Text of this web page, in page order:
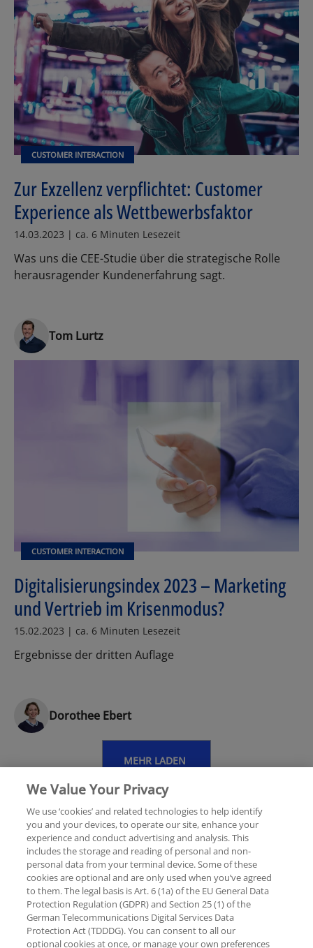
CUSTOMER INTERACTION
Zur Exzellenz verpflichtet: Customer
Experience als Wettbewerbsfaktor
14.03.2023 | ca. 6 Minuten Lesezeit
Was uns die CEE-Studie über die strategische Rolle
herausragender Kundenerfahrung sagt.
Tom Lurtz
CUSTOMER INTERACTION
Digitalisierungsindex 2023 – Marketing
und Vertrieb im Krisenmodus?
15.02.2023 | ca. 6 Minuten Lesezeit
Ergebnisse der dritten Auflage
Dorothee Ebert
MEHR LADEN
Rechtliche Hinweise Datenschutzerklärung
Hilfe Unternehmensangaben
We Value Your Privacy
We use ‘cookies’ and related technologies to help identify
you and your devices, to operate our site, enhance your
experience and conduct advertising and analysis. This
includes the storage and reading of personal and non-
personal data from your terminal device. Some of these
cookies are optional and are only used when you’ve agreed
to them. The legal basis is Art. 6 (1a) of the EU General Data
Protection Regulation (GDPR) and Section 25 (1) of the
German Telecommunications Digital Services Data
Protection Act (TDDDG). You can consent to all our
optional cookies at once, or manage your own preferences